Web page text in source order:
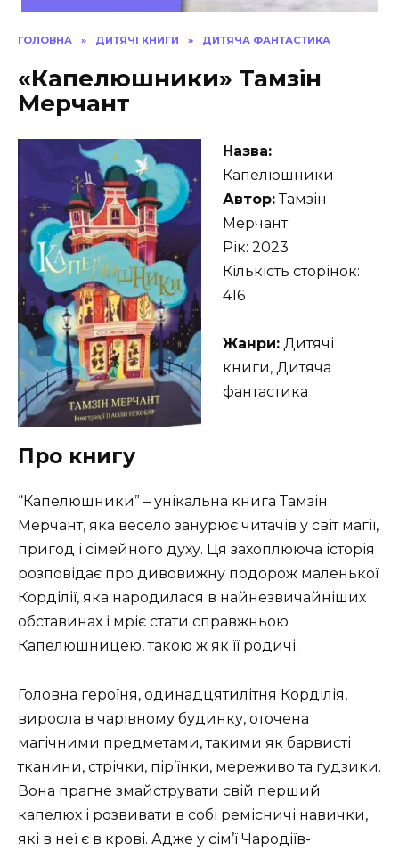
ГОЛОВНА » ДИТЯЧІ КНИГИ » ДИТЯЧА ФАНТАСТИКА
«Капелюшники» Тамзін
Мерчант
Назва:
Капелюшники
Автор:Тамзін
Мерчант
Рік: 2023
Кількість сторінок:
416
Жанри: Дитячі
книги, Дитяча
фантастика
Про книгу
“Капелюшники” – унікальна книга Тамзін
Мерчант, яка весело занурює читачів у світ магії,
пригод і сімейного духу. Ця захоплююча історія
розповідає про дивовижну подорож маленької
Корділії, яка народилася в найнезвичайніших
обставинах і мріє стати справжньою
Капелюшницею, такою ж як її родичі.
Головна героїня, одинадцятилітня Корділія,
виросла в чарівному будинку, оточена
магічними предметами, такими як барвисті
тканини, стрічки, пір’їнки, мереживо та ґудзики.
Вона прагне змайструвати свій перший
капелюх і розвивати в собі ремісничі навички,
які в неї є в крові. Адже у сім’ї Чародіїв-